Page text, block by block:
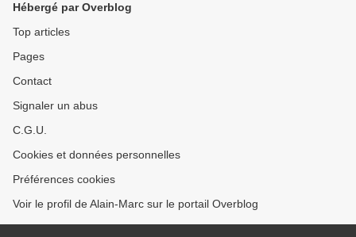
Hébergé par Overblog
Top articles
Pages
Contact
Signaler un abus
C.G.U.
Cookies et données personnelles
Préférences cookies
Voir le profil de Alain-Marc sur le portail Overblog